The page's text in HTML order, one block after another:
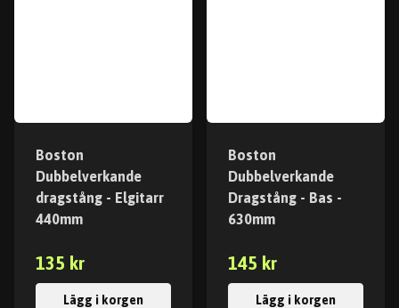
Boston
Dubbelverkande
dragstång - Elgitarr
440mm
135 kr
Lägg i korgen
Boston
Dubbelverkande
Dragstång - Bas -
630mm
145 kr
Lägg i korgen